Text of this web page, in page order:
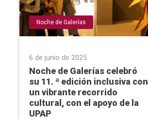
Noche de Galerías
6 de junio de 2025
Noche de Galerías celebró
su 11. ª edición inclusiva con
un vibrante recorrido
cultural, con el apoyo de la
UPAP